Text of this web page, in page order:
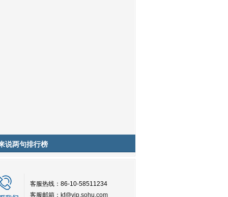
说两句排行榜
客服热线：86-10-58511234
客服邮箱： kf@vip.sohu.com